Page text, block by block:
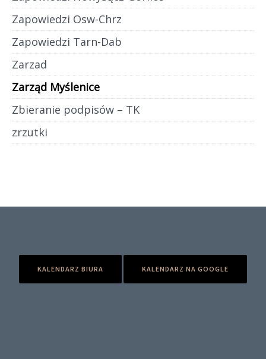
Zapowiedzi Osw-Chrz
Zapowiedzi Tarn-Dab
Zarzad
Zarząd Myślenice
Zbieranie podpisów – TK
zrzutki
KALENDARZ BIURA KALENDARZ NA GOOGLE